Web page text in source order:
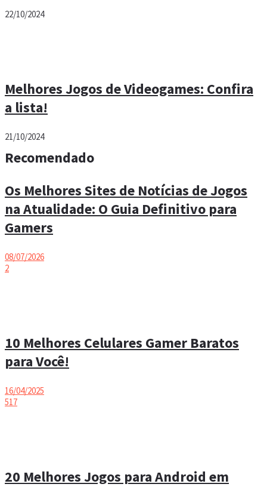
22/10/2024
Melhores Jogos de Videogames: Confira
a lista!
21/10/2024
Recomendado
Os Melhores Sites de Notícias de Jogos
na Atualidade: O Guia Definitivo para
Gamers
08/07/2026
2
10 Melhores Celulares Gamer Baratos
para Você!
16/04/2025
517
20 Melhores Jogos para Android em